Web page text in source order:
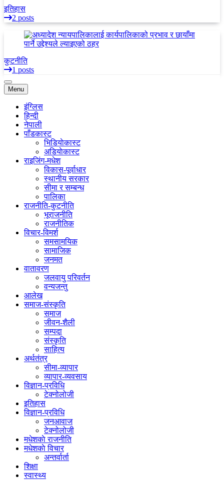
इतिहास
2 posts
कुटनीति
1 posts
Menu
इंग्लिस
हिन्दी
नेपाली
पाँडकास्ट
भिडियाेकास्ट
अडियाेकास्ट
राइजिंग-मधेश
विकास-पूर्वाधार
स्थानीय सरकार
सीमा र सम्बन्ध
पालिका
राजनीति-कुटनीति
भूराजनीति
राजनीतिक
विचार-विमर्श
समसामयिक
सामाजिक
जनमत
वातावरण
जलवायु परिवर्तन
वन्यजन्तु
आलेख
समाज-संस्कृति
समाज
जीवन-शैली
सम्पदा
संस्कृति
साहित्य
अर्थतंत्र
सीमा-व्यापार
व्यापार-व्यवसाय
विज्ञान-प्रविधि
टेक्नोलोजी
इतिहास
विज्ञान-प्रविधि
जनआवाज
टेक्नोलोजी
मधेशकाे राजनीति
मधेशकाे विचार
अन्तर्वार्ता
शिक्षा
स्वास्थ्य